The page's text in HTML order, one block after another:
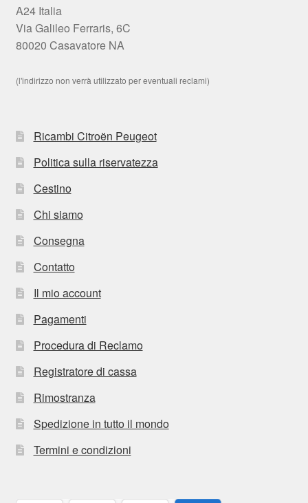
A24 Italia
Via Galileo Ferraris, 6C
80020 Casavatore NA
(l'indirizzo non verrà utilizzato per eventuali reclami)
Ricambi Citroën Peugeot
Politica sulla riservatezza
Cestino
Chi siamo
Consegna
Contatto
Il mio account
Pagamenti
Procedura di Reclamo
Registratore di cassa
Rimostranza
Spedizione in tutto il mondo
Termini e condizioni